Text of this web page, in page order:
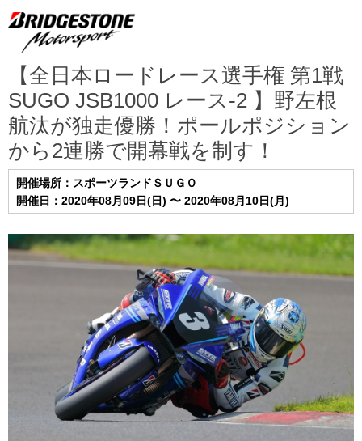
【全日本ロードレース選手権 第1戦
SUGO JSB1000 レース-2 】野左根
航汰が独走優勝！ポールポジション
から2連勝で開幕戦を制す！
開催場所：スポーツランドＳＵＧＯ
開催日：2020年08月09日(日) 〜 2020年08月10日(月)